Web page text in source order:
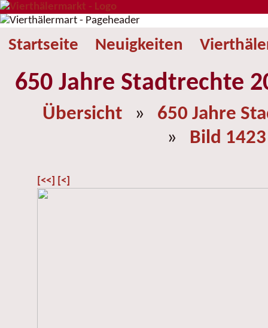
Startseite Neuigkeiten
650 Jahre Stadtrechte
Übersicht » 650 Jahre
» Bild 1423
[<<] [<]